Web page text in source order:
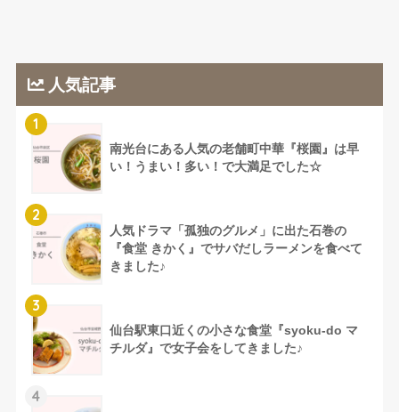
人気記事
1
南光台にある人気の老舗町中華『桜園』は早
い！うまい！多い！で大満足でした☆
2
人気ドラマ「孤独のグルメ」に出た石巻の
『食堂 きかく』でサバだしラーメンを食べて
きました♪
3
仙台駅東口近くの小さな食堂『syoku-do マ
チルダ』で女子会をしてきました♪
4